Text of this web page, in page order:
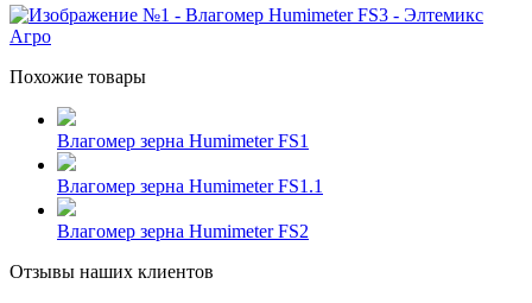
Похожие товары
Влагомер зерна Humimeter FS1
Влагомер зерна Humimeter FS1.1
Влагомер зерна Humimeter FS2
Отзывы наших клиентов